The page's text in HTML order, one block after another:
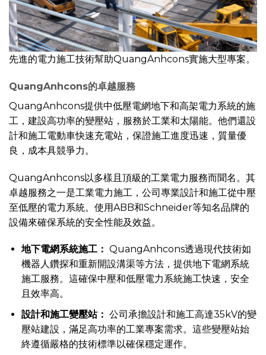
先進的電力施工技術幫助QuangAnhcons實施大型專案。
QuangAnhcons的卓越服務
QuangAnhcons提供中低壓電網地下和高架電力系統的施
工，建設高功率的變壓站，服務於工業和太陽能。他們還設
計和施工電動車快速充電站，保證施工進度迅速，質量優
良，成本具競爭力。
QuangAnhcons以多樣且頂級的工業電力服務而聞名。其
卓越服務之一是工業電力施工，公司專業設計和施工從中壓
至低壓的電力系統。使用ABB和Schneider等知名品牌的
設備來確保系統的安全性能及效益。
地下電網系統施工： QuangAnhcons透過現代技術如
機器人鑽探和重新開設溝渠等方法，提供地下電網系統
施工服務。這確保中壓和低壓電力系統施工快速，安全
且效率高。
設計和施工變壓站： 公司承擔設計和施工高達35kV的變
壓站建設，滿足高功率的工業專案需求。這些變壓站始
終遵循嚴格的技術標準以確保穩定運作。